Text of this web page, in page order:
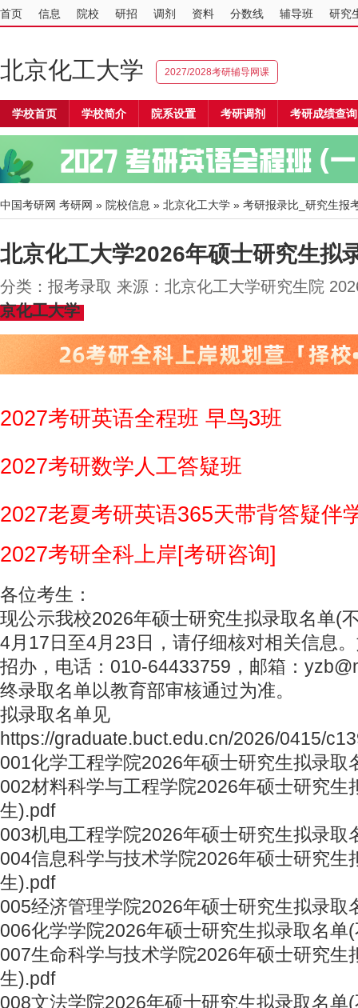
首页 信息 院校 研招 调剂 资料 分数线 辅导班 研究
北京化工大学 2027/2028考研辅导网课
学校首页 学校简介 院系设置 考研调剂 考研成绩查询
中国考研网 考研网 » 院校信息 » 北京化工大学 » 考研报录比_研究生报
北京化工大学2026年硕士研究生拟
分类：报考录取 来源：北京化工大学研究生院
京化工大学
2027考研英语全程班 早鸟3班
2027考研数学人工答疑班
2027老夏考研英语365天带背答疑伴
2027考研全科上岸[考研咨询]
各位考生：
现公示我校2026年硕士研究生拟录取名单(
4月17日至4月23日，请仔细核对相关信息
招办，电话：010-64433759，邮箱：
终录取名单以教育部审核通过为准。
拟录取名单见
https://graduate.buct.edu.cn/2026/0415/
001化学工程学院2026年硕士研究生拟录取
002材料科学与工程学院2026年硕士研究生
生).pdf
003机电工程学院2026年硕士研究生拟录取
004信息科学与技术学院2026年硕士研究生
生).pdf
005经济管理学院2026年硕士研究生拟录取
006化学学院2026年硕士研究生拟录取名单
007生命科学与技术学院2026年硕士研究生
生).pdf
008文法学院2026年硕士研究生拟录取名单